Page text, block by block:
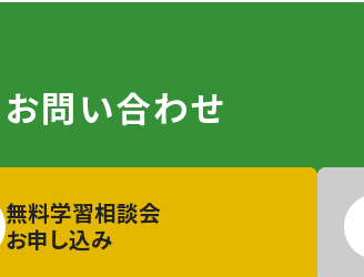
お問い合わせ
無料学習相談会
お申し込み